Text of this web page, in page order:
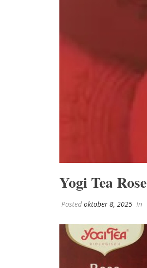
Yogi Tea Rose
Posted oktober 8, 2025 In